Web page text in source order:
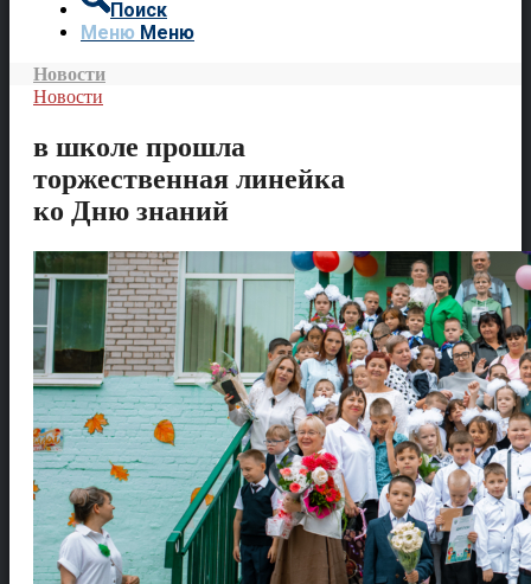
Поиск
Меню Меню
Новости
Новости
в школе прошла
торжественная линейка
ко Дню знаний